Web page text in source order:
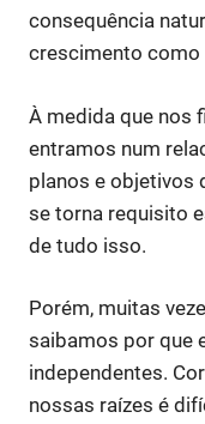
consequência
crescimento como
À medida que nos
entramos num
planos e objetivos
se torna requisito
de tudo isso.
Porém, muitas
saibamos por que
independentes.
nossas raízes é